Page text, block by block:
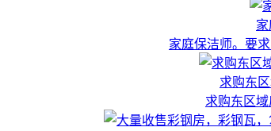
家庭保洁师。要
求购东
求购东区